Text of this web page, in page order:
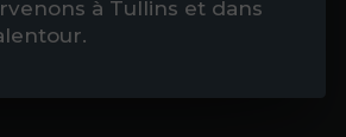
à Tullins et dans